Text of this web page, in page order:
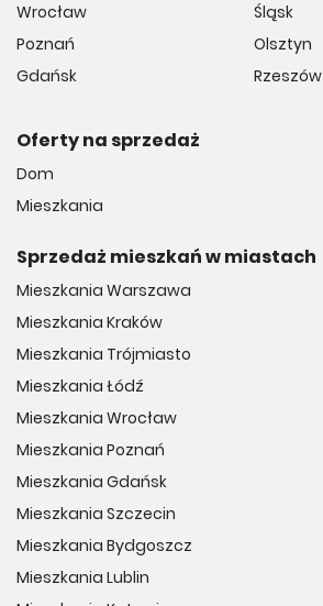
Wrocław
Poznań
Gdańsk
Śląsk
Olsztyn
Rzeszów
Oferty na sprzedaż
Dom
Mieszkania
Sprzedaż mieszkań w miastach
Mieszkania Warszawa
Mieszkania Kraków
Mieszkania Trójmiasto
Mieszkania Łódź
Mieszkania Wrocław
Mieszkania Poznań
Mieszkania Gdańsk
Mieszkania Szczecin
Mieszkania Bydgoszcz
Mieszkania Lublin